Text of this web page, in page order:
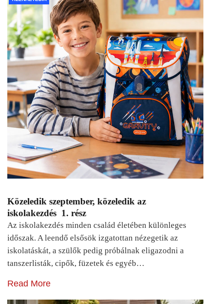
Közeledik szeptember, közeledik az
iskolakezdés 1. rész
Az iskolakezdés minden család életében különleges
időszak. A leendő elsősök izgatottan nézegetik az
iskolatáskát, a szülők pedig próbálnak eligazodni a
tanszerlisták, cipők, füzetek és egyéb…
Read More